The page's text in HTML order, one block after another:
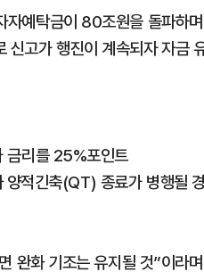
자예탁금이 80조원을 돌파하며
신고가 행진이 계속되자 자금
금리를 25%포인트
적긴축(QT) 종료가 병행될 경
완화 기조는 유지될 것”이라며